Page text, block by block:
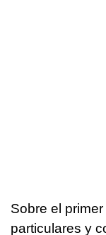
Sobre el
particulares y